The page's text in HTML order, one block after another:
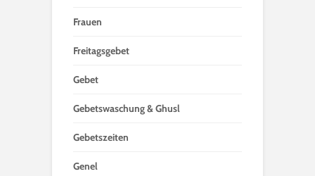
Frauen
Freitagsgebet
Gebet
Gebetswaschung & Ghusl
Gebetszeiten
Genel